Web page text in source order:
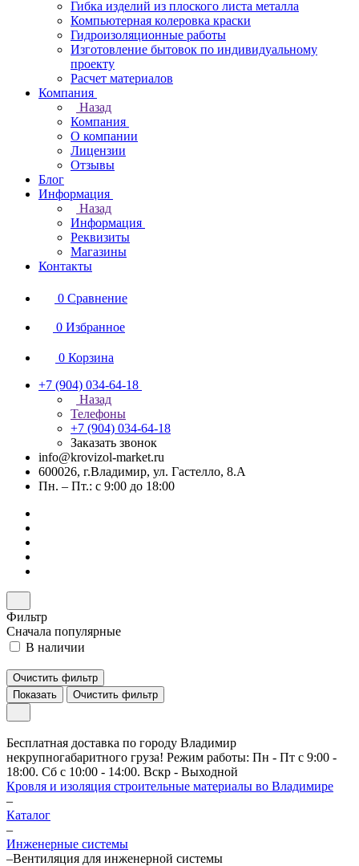
Гибка изделий из плоского листа металла
Компьютерная колеровка краски
Гидроизоляционные работы
Изготовление бытовок по индивидуальному
проекту
Расчет материалов
Компания
Назад
Компания
О компании
Лицензии
Отзывы
Блог
Информация
Назад
Информация
Реквизиты
Магазины
Контакты
0 Сравнение
0 Избранное
0 Корзина
+7 (904) 034-64-18
Назад
Телефоны
+7 (904) 034-64-18
Заказать звонок
info@krovizol-market.ru
600026, г.Владимир, ул. Гастелло, 8.А
Пн. – Пт.: с 9:00 до 18:00
Фильтр
Сначала популярные
В наличии
Очистить фильтр
Показать
Очистить фильтр
Бесплатная доставка по городу Владимир
некрупногабаритного груза! Режим работы: Пн - Пт с 9:00 -
18:00. Сб с 10:00 - 14:00. Вскр - Выходной
Кровля и изоляция строительные материалы во Владимире
–
Каталог
–
Инженерные системы
–Вентиляция для инженерной системы